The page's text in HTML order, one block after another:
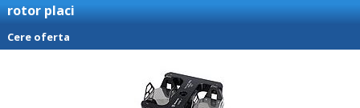
rotor placi
Cere oferta